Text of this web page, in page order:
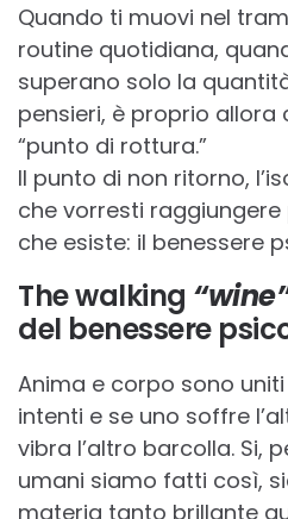
Quando ti muovi nel
routine quotidiana,
superano solo la
pensieri, è proprio allora
“punto di rottura.”
Il punto di non ritorno,
che vorresti
che esiste: il benessere
The walking
del benessere
Anima e corpo sono
intenti e se uno soffre
vibra l’altro barcolla. Si,
umani siamo fatti così,
materia tanto brillante